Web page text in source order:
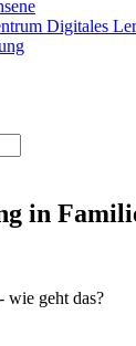
Digitales
in
wie geht das?